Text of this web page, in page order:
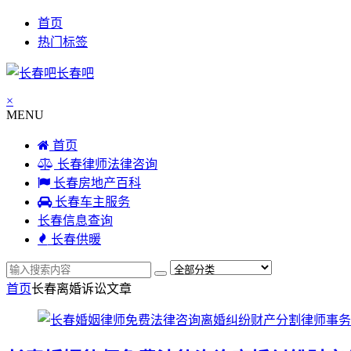
首页
热门标签
长春吧
×
MENU
首页
长春律师法律咨询
长春房地产百科
长春车主服务
长春信息查询
长春供暖
首页长春离婚诉讼文章